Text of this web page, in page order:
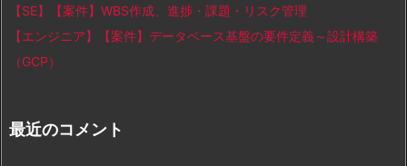
【SE】【案件】WBS作成、進捗・課題・リスク管理
【エンジニア】【案件】データベース基盤の要件定義～設計構築
（GCP）
最近のコメント